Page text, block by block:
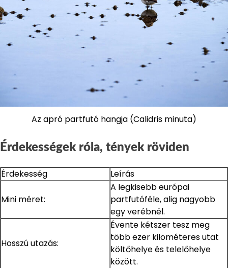
Az apró partfutó hangja (Calidris minuta)
Érdekességek róla, tények röviden
Érdekesség Leírás
Mini méret:
A legkisebb európai
partfutóféle, alig nagyobb
egy verébnél.
Hosszú utazás:
Évente kétszer tesz meg
több ezer kilométeres utat
költőhelye és telelőhelye
között.